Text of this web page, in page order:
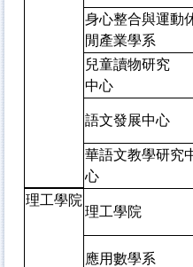
身心整合與運動
閒產業學系
兒童讀物研究
中心
語文發展中心
華語文教學研究
心
理工學院
理工學院
應用數學系